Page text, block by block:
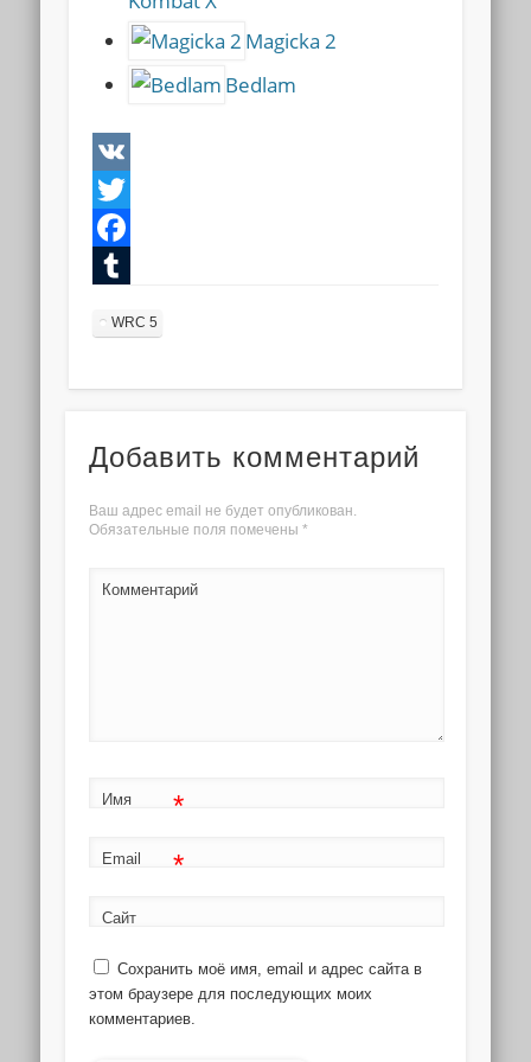
Magicka 2
Bedlam
VK
Twitter
Facebook
WRC 5
Добавить комментарий
Ваш адрес email не будет опубликован.
Обязательные поля помечены *
Комментарий
Имя *
Email *
Сайт
Сохранить моё имя, email и адрес сайта в
этом браузере для последующих моих
комментариев.